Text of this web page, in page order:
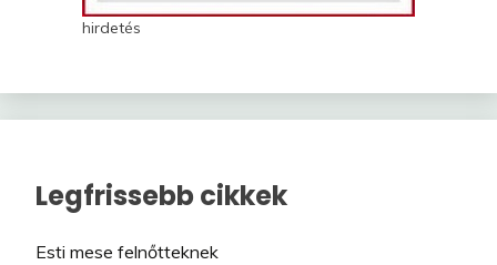
hirdetés
Legfrissebb cikkek
Esti mese felnőtteknek